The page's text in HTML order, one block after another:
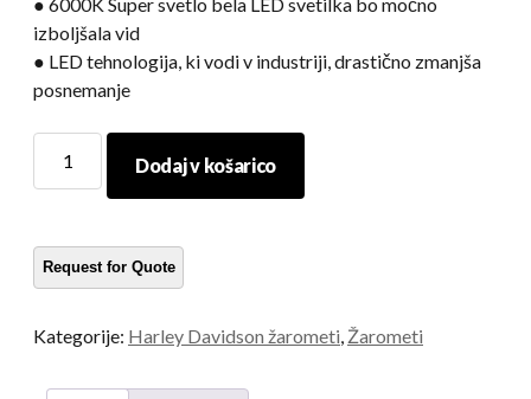
izboljšala vid
● LED tehnologija, ki vodi v industriji, drastično zmanjša
posnemanje
dvojnik
Dodaj v košarico
Kategorije: Harley Davidson žarometi Žarometi